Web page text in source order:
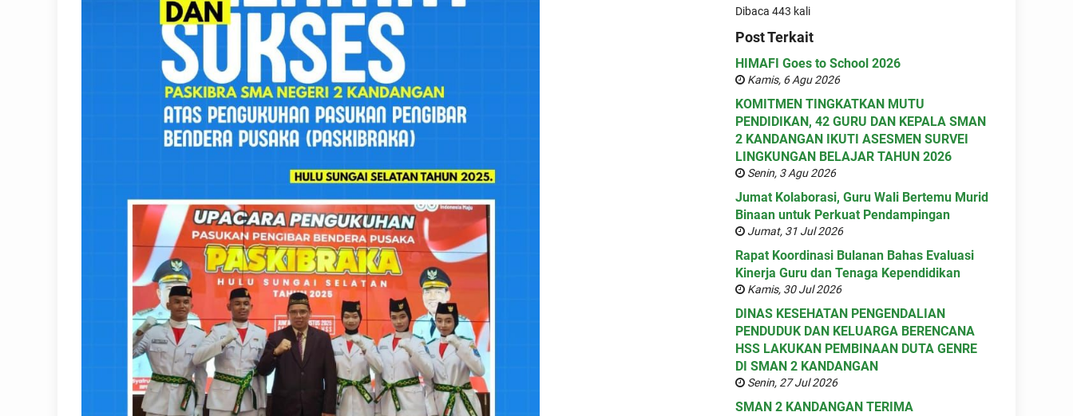
Dibaca 443 kali
Post Terkait
HIMAFI Goes to School 2026
Kamis, 6 Agu 2026
KOMITMEN TINGKATKAN MUTU
PENDIDIKAN, 42 GURU DAN KEPALA SMAN
2 KANDANGAN IKUTI ASESMEN SURVEI
LINGKUNGAN BELAJAR TAHUN 2026
Senin, 3 Agu 2026
Jumat Kolaborasi, Guru Wali Bertemu Murid
Binaan untuk Perkuat Pendampingan
Jumat, 31 Jul 2026
Rapat Koordinasi Bulanan Bahas Evaluasi
Kinerja Guru dan Tenaga Kependidikan
Kamis, 30 Jul 2026
DINAS KESEHATAN PENGENDALIAN
PENDUDUK DAN KELUARGA BERENCANA
HSS LAKUKAN PEMBINAAN DUTA GENRE
DI SMAN 2 KANDANGAN
Senin, 27 Jul 2026
SMAN 2 KANDANGAN TERIMA